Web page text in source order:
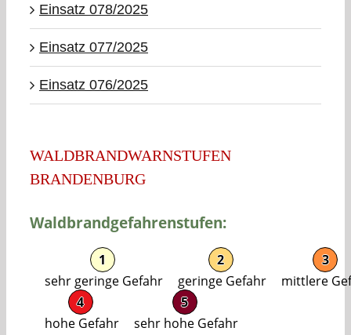
Einsatz 078/2025
Einsatz 077/2025
Einsatz 076/2025
WALDBRANDWARNSTUFEN
BRANDENBURG